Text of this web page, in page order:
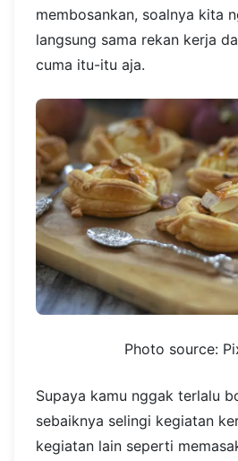
membosankan, soalnya kita
langsung sama rekan kerja
cuma itu-itu aja.
Photo source:
Supaya kamu nggak terlalu
sebaiknya selingi kegiatan
kegiatan lain seperti